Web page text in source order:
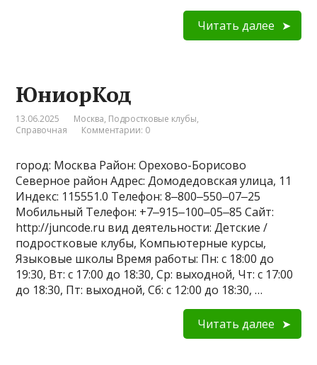
Читать далее
ЮниорКод
13.06.2025 Москва, Подростковые клубы,
Справочная
Комментарии: 0
город: Москва Район: Орехово-Борисово
Северное район Адрес: Домодедовская улица, 11
Индекс: 115551.0 Телефон: 8‒800‒550‒07‒25
Мобильный Телефон: +7‒915‒100‒05‒85 Сайт:
http://juncode.ru вид деятельности: Детские /
подростковые клубы, Компьютерные курсы,
Языковые школы Время работы: Пн: с 18:00 до
19:30, Вт: с 17:00 до 18:30, Ср: выходной, Чт: с 17:00
до 18:30, Пт: выходной, Сб: с 12:00 до 18:30, …
Читать далее